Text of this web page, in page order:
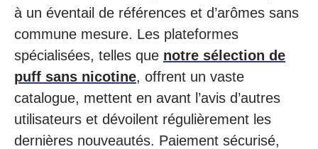
à un éventail de références et d’arômes sans
commune mesure. Les plateformes
spécialisées, telles que notre sélection de
puff sans nicotine, offrent un vaste
catalogue, mettent en avant l’avis d’autres
utilisateurs et dévoilent régulièrement les
dernières nouveautés. Paiement sécurisé,